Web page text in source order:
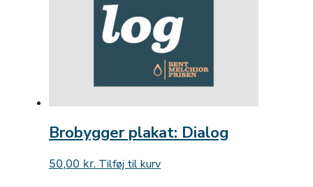
Brobygger plakat: Dialog
50,00 kr. Tilføj til kurv